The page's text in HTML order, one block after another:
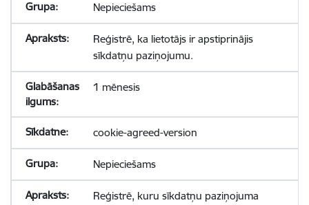
Nepieciešams
Reģistrē, ka lietotājs ir apstiprinājis
sīkdatņu paziņojumu.
1 mēnesis
cookie-agreed-version
Nepieciešams
Reģistrē, kuru sīkdatņu paziņojuma